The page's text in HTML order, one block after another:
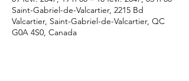
Saint-Gabriel-de-Valcartier, 2215 Bd
Valcartier, Saint-Gabriel-de-Valcartier, QC
G0A 4S0, Canada